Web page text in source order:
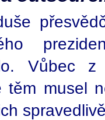
Vůbec
těm musel